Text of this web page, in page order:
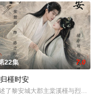
死人堆里救出来，蓬头垢面口齿
员身份卧底电诈集团以求查出未
精心策划的“夏令营”完成复仇的
22集 7.0
槿时安
了黎安城大郡主棠溪槿与烈云峥之